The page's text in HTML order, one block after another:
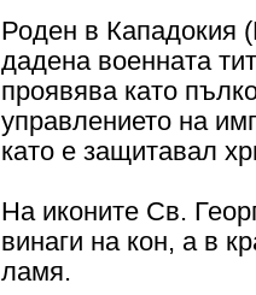
Роден в Кападокия
дадена военната
проявява като
управлението на
като е защитавал
На иконите Св.
винаги на кон, а в
ламя.